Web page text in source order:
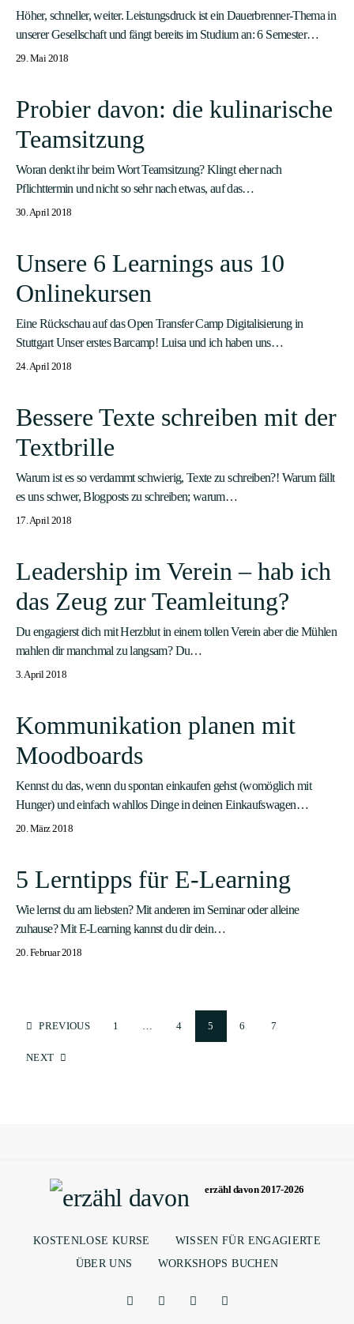
Höher, schneller, weiter. Leistungsdruck ist ein Dauerbrenner-Thema in
unserer Gesellschaft und fängt bereits im Studium an: 6 Semester…
29. Mai 2018
Probier davon: die kulinarische
Teamsitzung
Woran denkt ihr beim Wort Teamsitzung? Klingt eher nach
Pflichttermin und nicht so sehr nach etwas, auf das…
30. April 2018
Unsere 6 Learnings aus 10
Onlinekursen
Eine Rückschau auf das Open Transfer Camp Digitalisierung in
Stuttgart Unser erstes Barcamp! Luisa und ich haben uns…
24. April 2018
Bessere Texte schreiben mit der
Textbrille
Warum ist es so verdammt schwierig, Texte zu schreiben?! Warum fällt
es uns schwer, Blogposts zu schreiben; warum…
17. April 2018
Leadership im Verein – hab ich
das Zeug zur Teamleitung?
Du engagierst dich mit Herzblut in einem tollen Verein aber die Mühlen
mahlen dir manchmal zu langsam? Du…
3. April 2018
Kommunikation planen mit
Moodboards
Kennst du das, wenn du spontan einkaufen gehst (womöglich mit
Hunger) und einfach wahllos Dinge in deinen Einkaufswagen…
20. März 2018
5 Lerntipps für E-Learning
Wie lernst du am liebsten? Mit anderen im Seminar oder alleine
zuhause? Mit E-Learning kannst du dir dein…
20. Februar 2018
PREVIOUS 1 4 5 6 7
NEXT
erzähl davon 2017-2026
KOSTENLOSE KURSE
WISSEN FÜR ENGAGIERTE
ÜBER UNS
WORKSHOPS BUCHEN